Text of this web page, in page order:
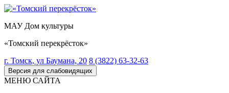
МАУ Дом культуры
«Томский перекрёсток»
г. Томск, ул Баумана, 20 8 (3822) 63-32-63
Версия для слабовидящих
МЕНЮ САЙТА